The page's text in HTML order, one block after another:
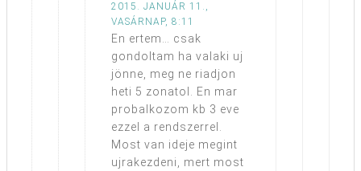
2015. JANUÁR 11.,
VASÁRNAP, 8:11
En ertem… csak
gondoltam ha valaki uj
jönne, meg ne riadjon
heti 5 zonatol. En mar
probalkozom kb 3 eve
ezzel a rendszerrel.
Most van ideje megint
ujrakezdeni, mert most